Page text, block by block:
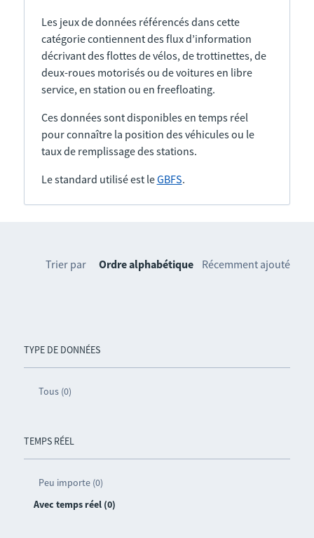
Les jeux de données référencés dans cette
catégorie contiennent des flux d’information
décrivant des flottes de vélos, de trottinettes, de
deux-roues motorisés ou de voitures en libre
service, en station ou en freefloating.
Ces données sont disponibles en temps réel
pour connaître la position des véhicules ou le
taux de remplissage des stations.
Le standard utilisé est leGBFS.
TYPE DE DONNÉES
Tous (0)
TEMPS RÉEL
Peu importe (0)
Avec temps réel (0)
Trier par Ordre alphabétique Récemment ajouté